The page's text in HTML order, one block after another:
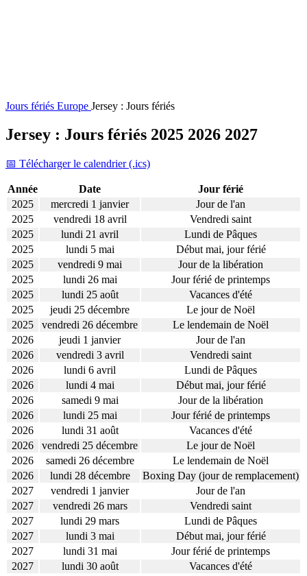
Jours fériés Europe Jersey : Jours fériés
Jersey : Jours fériés 2025 2026 2027
📅 Télécharger le calendrier (.ics)
Année Date
Jour férié
2025
mercredi 1 janvier
Jour de l'an
2025
vendredi 18 avril
Vendredi saint
2025
lundi 21 avril
Lundi de Pâques
2025
lundi 5 mai
Début mai, jour férié
2025
vendredi 9 mai
Jour de la libération
2025
lundi 26 mai
Jour férié de printemps
2025
lundi 25 août
Vacances d'été
2025
jeudi 25 décembre
Le jour de Noël
2025
vendredi 26 décembre
Le lendemain de Noël
2026
jeudi 1 janvier
Jour de l'an
2026
vendredi 3 avril
Vendredi saint
2026
lundi 6 avril
Lundi de Pâques
2026
lundi 4 mai
Début mai, jour férié
2026
samedi 9 mai
Jour de la libération
2026
lundi 25 mai
Jour férié de printemps
2026
lundi 31 août
Vacances d'été
2026
vendredi 25 décembre
Le jour de Noël
2026
samedi 26 décembre
Le lendemain de Noël
2026
lundi 28 décembre
Boxing Day (jour de remplacement)
2027
vendredi 1 janvier
Jour de l'an
2027
vendredi 26 mars
Vendredi saint
2027
lundi 29 mars
Lundi de Pâques
2027
lundi 3 mai
Début mai, jour férié
2027
lundi 31 mai
Jour férié de printemps
2027
lundi 30 août
Vacances d'été